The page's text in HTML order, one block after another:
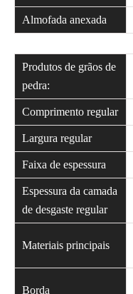
Almofada anexada
Produtos de grãos de
pedra:
Comprimento regular
Largura regular
Faixa de espessura
Espessura da camada
de desgaste regular
Materiais principais
Borda